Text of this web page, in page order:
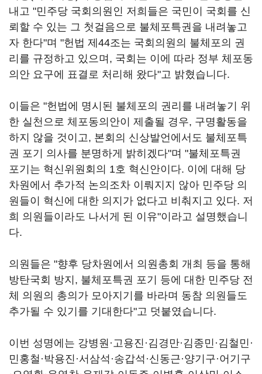
내고 "민주당 국회의원인 저희들은 국민이 국회를 신
뢰할 수 있는 그 첫걸음으로 불체포특권을 내려놓고
자 한다"며 "헌법 제44조는 국회의원의 불체포의 권
리를 규정하고 있으며, 국회는 이에 따라 정부 체포동
의안 요구에 표결로 처리해 왔다"고 밝혔습니다.
이들은 "헌법에 명시된 불체포의 권리를 내려놓기 위
한 실천으로 체포동의안이 제출될 경우, 구명활동을
하지 않을 것이고, 본회의 신상발언에서도 불체포특
권 포기 의사를 분명하게 밝히겠다"며 "불체포특권
포기는 혁신위원회의 1호 혁신안이다. 이에 대해 당
차원에서 추가적 논의조차 이뤄지지 않아 민주당 의
원들이 혁신에 대한 의지가 없다고 비춰지고 있다. 저
희 의원들이라도 나서게 된 이유"이라고 설명했습니
다.
의원들은 "향후 당차원에서 의원총회 개최 등을 통해
방탄국회 방지, 불체포특권 포기 등에 대한 민주당 전
체 의원의 총의가 모아지기를 바라며 동참 의원들도
추가될 수 있기를 기대한다"고 덧붙였습니다.
이번 성명에는 강병원·고용진·김경만·김종민·김철민·
민홍철·박용진·서삼석·송갑석·신동근·양기구·어기구